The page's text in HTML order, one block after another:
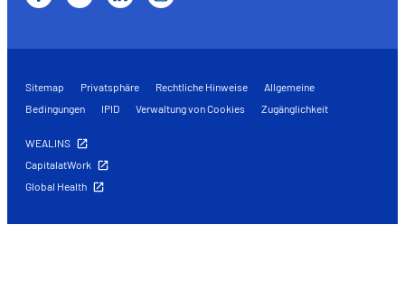
Sitemap Privatsphäre Rechtliche Hinweise
Allgemeine
Bedingungen
IPID Verwaltung von Cookies Zugänglichkeit
WEALINS
CapitalatWork
Global Health